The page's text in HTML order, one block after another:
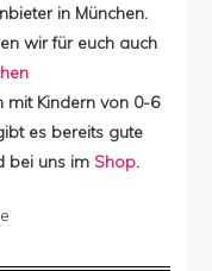
in München.
wir für euch auch
mit Kindern von 0-6
es bereits gute
bei uns im Shop.